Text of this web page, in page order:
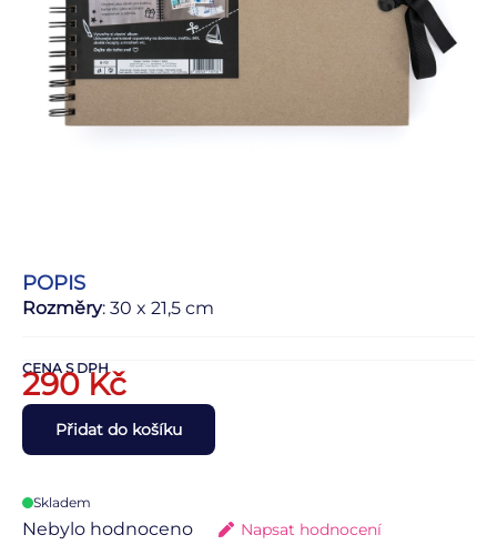
POPIS
Rozměry: 30 x 21,5 cm
CENA S DPH
290Kč
Přidat do košíku
Skladem
Nebylo hodnoceno Napsat hodnocení